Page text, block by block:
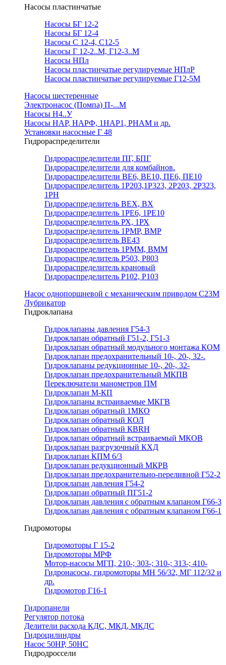
Насосы пластинчатые
Насосы БГ 12-2
Насосы БГ 12-4
Насосы С 12-4, С12-5
Насосы Г 12-2..М, Г12-3..М
Насосы НПл
Насосы пластинчатые регулируемые НПлР
Насосы пластинчатые регулируемые Г12-5М
Насосы шестеренные
Электронасос (Помпа) П-...М
Насосы Н4..У
Насосы НАР, НАРФ, 1НАР1, РНАМ и др.
Установки насосные Г 48
Гидрораспределители
Гидрораспределители ПГ, БПГ
Гидрораспределители для комбайнов.
Гидрораспределители ВЕ6, ВЕ10, ПЕ6, ПЕ10
Гидрораспределитель 1Р203,1Р323, 2Р203, 2Р323,
1РН
Гидрораспределитель ВЕХ, ВХ
Гидрораспределитель 1РЕ6, 1РЕ10
Гидрораспределитель РХ, 1РХ
Гидрораспределитель 1РМР, ВМР
Гидрораспределитель ВЕ43
Гидрораспределитель 1РММ, ВММ
Гидрораспределитель Р503, Р803
Гидрораспределитель крановый
Гидрораспределитель Р102, Р103
Насос однопоршневой с механическим приводом С23М
Лубрикатор
Гидроклапана
Гидроклапаны давления Г54-3
Гидроклапан обратный Г51-2, Г51-3
Гидроклапан обратный модульного монтажа КОМ
Гидроклапан предохранительный 10-, 20-, 32-.
Гидроклапаны редукционные 10-, 20-, 32-
Гидроклапан предохранительный МКПВ
Переключатели манометров ПМ
Гидроклапан М-КП
Гидроклапаны встраиваемые МКГВ
Гидроклапан обратный 1МКО
Гидроклапан обратный КОЛ
Гидроклапан обратный КВRН
Гидроклапан обратный встраиваемый МКОВ
Гидроклапан разгрузочный КХД
Гидроклапан КПМ 6/3
Гидроклапан редукционный МКРВ
Гидроклапан предохранительно-переливной Г52-2
Гидроклапан давления Г54-2
Гидроклапан обратный ПГ51-2
Гидроклапан давления с обратным клапаном Г66-3
Гидроклапан давления с обратным клапаном Г66-1
Гидромоторы
Гидромоторы Г 15-2
Гидромоторы МРФ
Мотор-насосы МГП, 210-; 303-; 310-; 313-; 410-
Гидронасосы, гидромоторы МН 56/32, МГ 112/32 и
др.
Гидромотор Г16-1
Гидропанели
Регулятор потока
Делители расхода КДС, МКД, МКДС
Гидроцилиндры
Насос 50НР, 50НС
Гидродроссели